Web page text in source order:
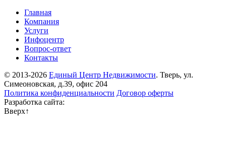
Главная
Компания
Услуги
Инфоцентр
Вопрос-ответ
Контакты
© 2013-2026 Единый Центр Недвижимости. Тверь, ул.
Симеоновская, д.39, офис 204
Политика конфиденциальности Договор оферты
Разработка сайта:
Вверх↑